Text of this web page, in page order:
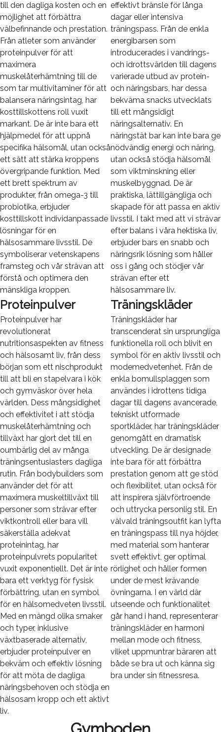
till den dagliga kosten och en
möjlighet att förbättra
välbefinnande och prestation.
Från atleter som använder
proteinpulver för att
maximera
muskelåterhämtning till de
som tar multivitaminer för att
balansera näringsintag, har
kosttillskottens roll vuxit
markant. De är inte bara ett
hjälpmedel för att uppnå
specifika hälsomål, utan också
ett sätt att stärka kroppens
övergripande funktion. Med
ett brett spektrum av
produkter, från omega-3 till
probiotika, erbjuder
kosttillskott individanpassade
lösningar för en
hälsosammare livsstil. De
symboliserar vetenskapens
framsteg och vår strävan att
förstå och optimera den
mänskliga kroppen.
effektivt bränsle för långa
dagar eller intensiva
träningspass. Från de enkla
energibarsen som
introducerades i vandrings-
och idrottsvärlden till dagens
varierade utbud av protein-
och näringsbars, har dessa
bekväma snacks utvecklats
till ett mångsidigt
näringsalternativ. En
näringstät bar kan inte bara ge
nödvändig energi och näring,
utan också stödja hälsomål
som viktminskning eller
muskelbyggnad. De är
praktiska, lättillgängliga och
skapade för att passa en aktiv
livsstil. I takt med att vi strävar
efter balans i våra hektiska liv,
erbjuder bars en snabb och
näringsrik lösning som håller
oss i gång och stödjer vår
strävan efter ett
hälsosammare liv.
Proteinpulver
Proteinpulver har
revolutionerat
nutritionsaspekten av fitness
och hälsosamt liv, från dess
början som ett nischprodukt
till att bli en stapelvara i kök
och gymväskor över hela
världen. Dess mångsidighet
och effektivitet i att stödja
muskelåterhämtning och
tillväxt har gjort det till en
oumbärlig del av många
träningsentusiasters dagliga
rutin. Från bodybuilders som
använder det för att
maximera muskeltillväxt till
personer som strävar efter
viktkontroll eller bara vill
säkerställa adekvat
proteinintag, har
proteinpulvrets popularitet
vuxit exponentiellt. Det är inte
bara ett verktyg för fysisk
förbättring, utan en symbol
för en hälsomedveten livsstil.
Med en mängd olika smaker
och typer, inklusive
växtbaserade alternativ,
erbjuder proteinpulver en
bekväm och effektiv lösning
för att möta de dagliga
näringsbehoven och stödja en
hälsosam kropp och ett aktivt
liv.
Träningskläder
Träningskläder har
transcenderat sin ursprungliga
funktionella roll och blivit en
symbol för en aktiv livsstil och
modemedvetenhet. Från de
enkla bomullsplaggen som
användes i idrottens tidiga
dagar till dagens avancerade,
tekniskt utformade
sportkläder, har träningskläder
genomgått en dramatisk
utveckling. De är designade
inte bara för att förbättra
prestation genom att ge stöd
och flexibilitet, utan också för
att inspirera självförtroende
och uttrycka personlig stil. En
välvald träningsoutfit kan lyfta
en träningspass till nya höjder,
med material som hanterar
svett effektivt, ger optimal
rörlighet och håller formen
under de mest krävande
övningarna. I en värld där
utseende och funktionalitet
går hand i hand, representerar
träningskläder en harmoni
mellan mode och fitness,
vilket uppmuntrar bäraren att
både se bra ut och känna sig
bra under sin fitnessresa.